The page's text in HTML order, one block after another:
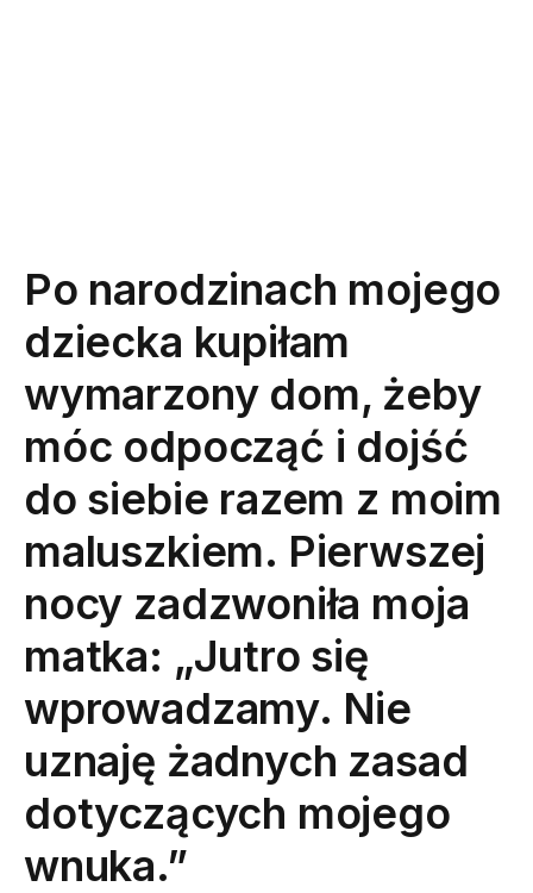
Po narodzinach mojego
dziecka kupiłam
wymarzony dom, żeby
móc odpocząć i dojść
do siebie razem z moim
maluszkiem. Pierwszej
nocy zadzwoniła moja
matka: „Jutro się
wprowadzamy. Nie
uznaję żadnych zasad
dotyczących mojego
wnuka.”